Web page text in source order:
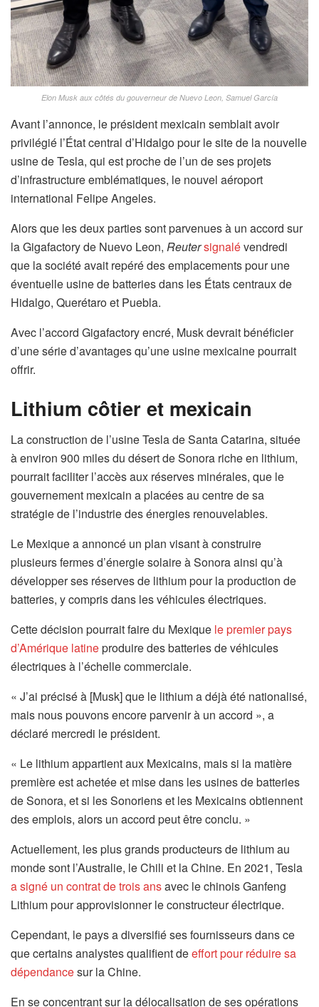
Elon Musk aux côtés du gouverneur de Nuevo Leon, Samuel García
Avant l’annonce, le président mexicain semblait avoir
privilégié l’État central d’Hidalgo pour le site de la nouvelle
usine de Tesla, qui est proche de l’un de ses projets
d’infrastructure emblématiques, le nouvel aéroport
international Felipe Angeles.
Alors que les deux parties sont parvenues à un accord sur
la Gigafactory de Nuevo Leon, Reutersignalévendredi
que la société avait repéré des emplacements pour une
éventuelle usine de batteries dans les États centraux de
Hidalgo, Querétaro et Puebla.
Avec l’accord Gigafactory encré, Musk devrait bénéficier
d’une série d’avantages qu’une usine mexicaine pourrait
offrir.
Lithium côtier et mexicain
La construction de l’usine Tesla de Santa Catarina, située
à environ 900 miles du désert de Sonora riche en lithium,
pourrait faciliter l’accès aux réserves minérales, que le
gouvernement mexicain a placées au centre de sa
stratégie de l’industrie des énergies renouvelables.
Le Mexique a annoncé un plan visant à construire
plusieurs fermes d’énergie solaire à Sonora ainsi qu’à
développer ses réserves de lithium pour la production de
batteries, y compris dans les véhicules électriques.
Cette décision pourrait faire du Mexique le premier pays
d’Amérique latineproduire des batteries de véhicules
électriques à l’échelle commerciale.
« J’ai précisé à [Musk] que le lithium a déjà été nationalisé,
mais nous pouvons encore parvenir à un accord », a
déclaré mercredi le président.
« Le lithium appartient aux Mexicains, mais si la matière
première est achetée et mise dans les usines de batteries
de Sonora, et si les Sonoriens et les Mexicains obtiennent
des emplois, alors un accord peut être conclu. »
Actuellement, les plus grands producteurs de lithium au
monde sont l’Australie, le Chili et la Chine. En 2021, Tesla
a signé un contrat de trois ansavec le chinois Ganfeng
Lithium pour approvisionner le constructeur électrique.
Cependant, le pays a diversifié ses fournisseurs dans ce
que certains analystes qualifient deeffort pour réduire sa
dépendancesur la Chine.
En se concentrant sur la délocalisation de ses opérations